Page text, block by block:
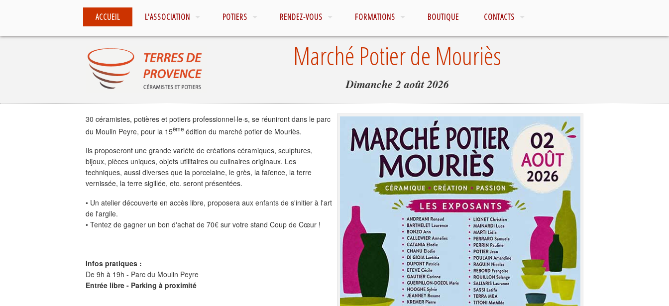
ACCUEIL L'ASSOCIATION POTIERS RENDEZ-VOUS FORMATIONS BOUTIQUE CONTACTS
Marché Potier de Mouriès
Dimanche 2août 2026
30 céramistes, potières et potiers professionnel·le·s, se réuniront dans le parc
du Moulin Peyre, pour la 15ème édition du marché potier de Mouriès.
Ils proposeront une grande variété de créations céramiques, sculptures,
bijoux, pièces uniques, objets utilitaires ou culinaires originaux. Les
techniques, aussi diverses que la porcelaine, le grès, la faïence, la terre
vernissée, la terre sigillée, etc. seront présentées.
• Un atelier découverte en accès libre, proposera aux enfants de s'initier à l'art
de l'argile.
• Tentez de gagner un bon d'achat de 70€ sur votre stand Coup de Cœur !
Infos pratiques :
De 9h à 19h - Parc du Moulin Peyre
Entrée libre - Parking à proximité